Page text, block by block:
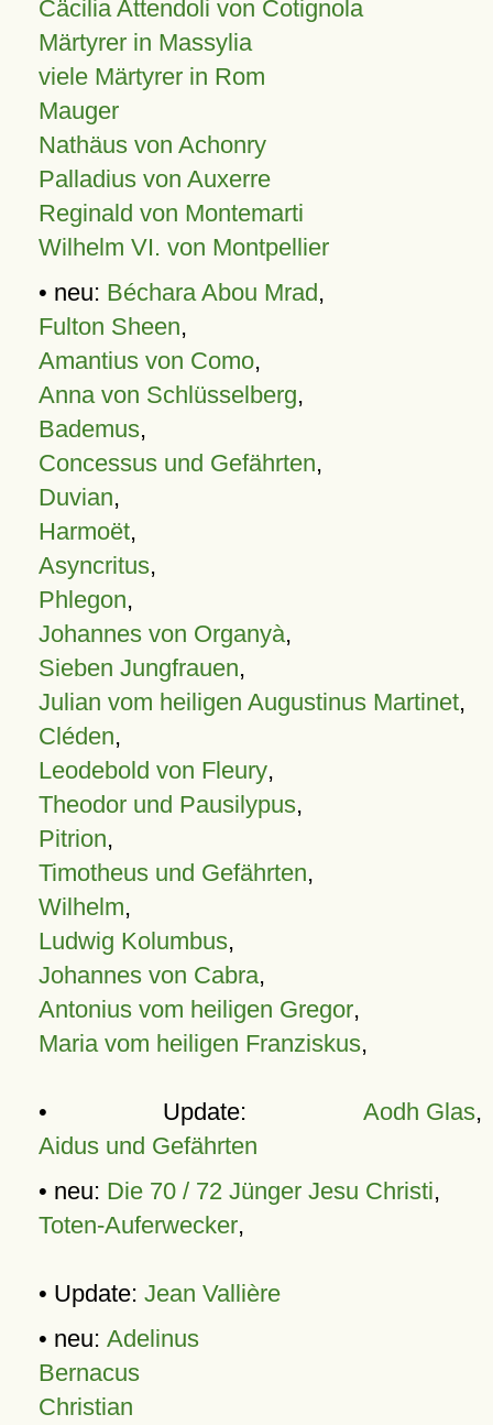
Cäcilia Attendoli von Cotignola
Märtyrer in Massylia
viele Märtyrer in Rom
Mauger
Nathäus von Achonry
Palladius von Auxerre
Reginald von Montemarti
Wilhelm VI. von Montpellier
• neu: Béchara Abou Mrad,
Fulton Sheen,
Amantius von Como,
Anna von Schlüsselberg,
Bademus,
Concessus und Gefährten,
Duvian,
Harmoët,
Asyncritus,
Phlegon,
Johannes von Organyà,
Sieben Jungfrauen,
Julian vom heiligen Augustinus Martinet,
Cléden,
Leodebold von Fleury,
Theodor und Pausilypus,
Pitrion,
Timotheus und Gefährten,
Wilhelm,
Ludwig Kolumbus,
Johannes von Cabra,
Antonius vom heiligen Gregor,
Maria vom heiligen Franziskus,
• Update: Aodh Glas,
Aidus und Gefährten
• neu: Die 70 / 72 Jünger Jesu Christi,
Toten-Auferwecker,
• Update: Jean Vallière
• neu: Adelinus
Bernacus
Christian